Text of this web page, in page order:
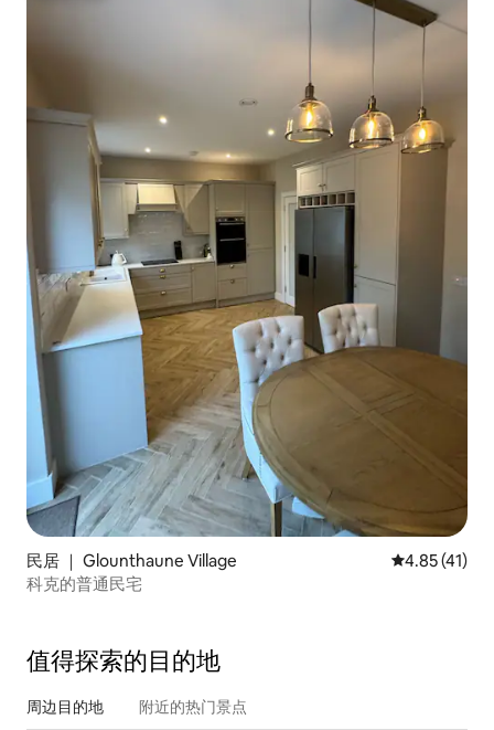
民居 ｜ Glounthaune Village 平均评分
4.85 (41)
科克的普通民宅
值得探索的目的地
周边目的地 附近的热门景点